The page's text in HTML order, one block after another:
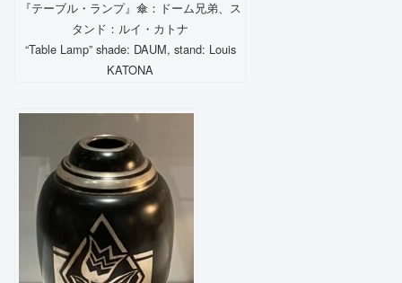
『テーブル・ランプ』傘：ドーム兄弟、ス
タンド：ルイ・カトナ
“Table Lamp” shade: DAUM, stand: Louis
KATONA